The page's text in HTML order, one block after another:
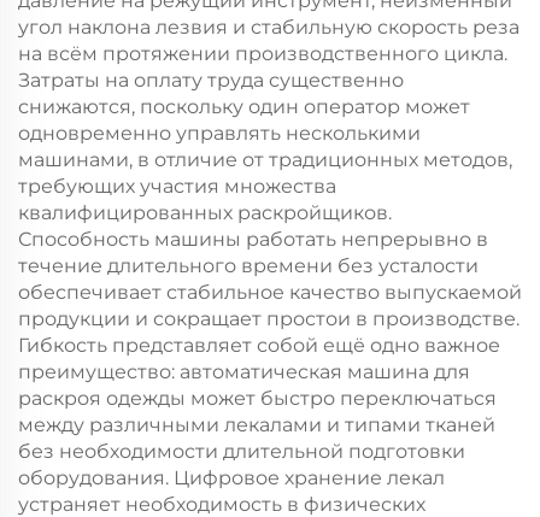
угол наклона лезвия и стабильную скорость реза
на всём протяжении производственного цикла.
Затраты на оплату труда существенно
снижаются, поскольку один оператор может
одновременно управлять несколькими
машинами, в отличие от традиционных методов,
требующих участия множества
квалифицированных раскройщиков.
Способность машины работать непрерывно в
течение длительного времени без усталости
обеспечивает стабильное качество выпускаемой
продукции и сокращает простои в производстве.
Гибкость представляет собой ещё одно важное
преимущество: автоматическая машина для
раскроя одежды может быстро переключаться
между различными лекалами и типами тканей
без необходимости длительной подготовки
оборудования. Цифровое хранение лекал
устраняет необходимость в физических